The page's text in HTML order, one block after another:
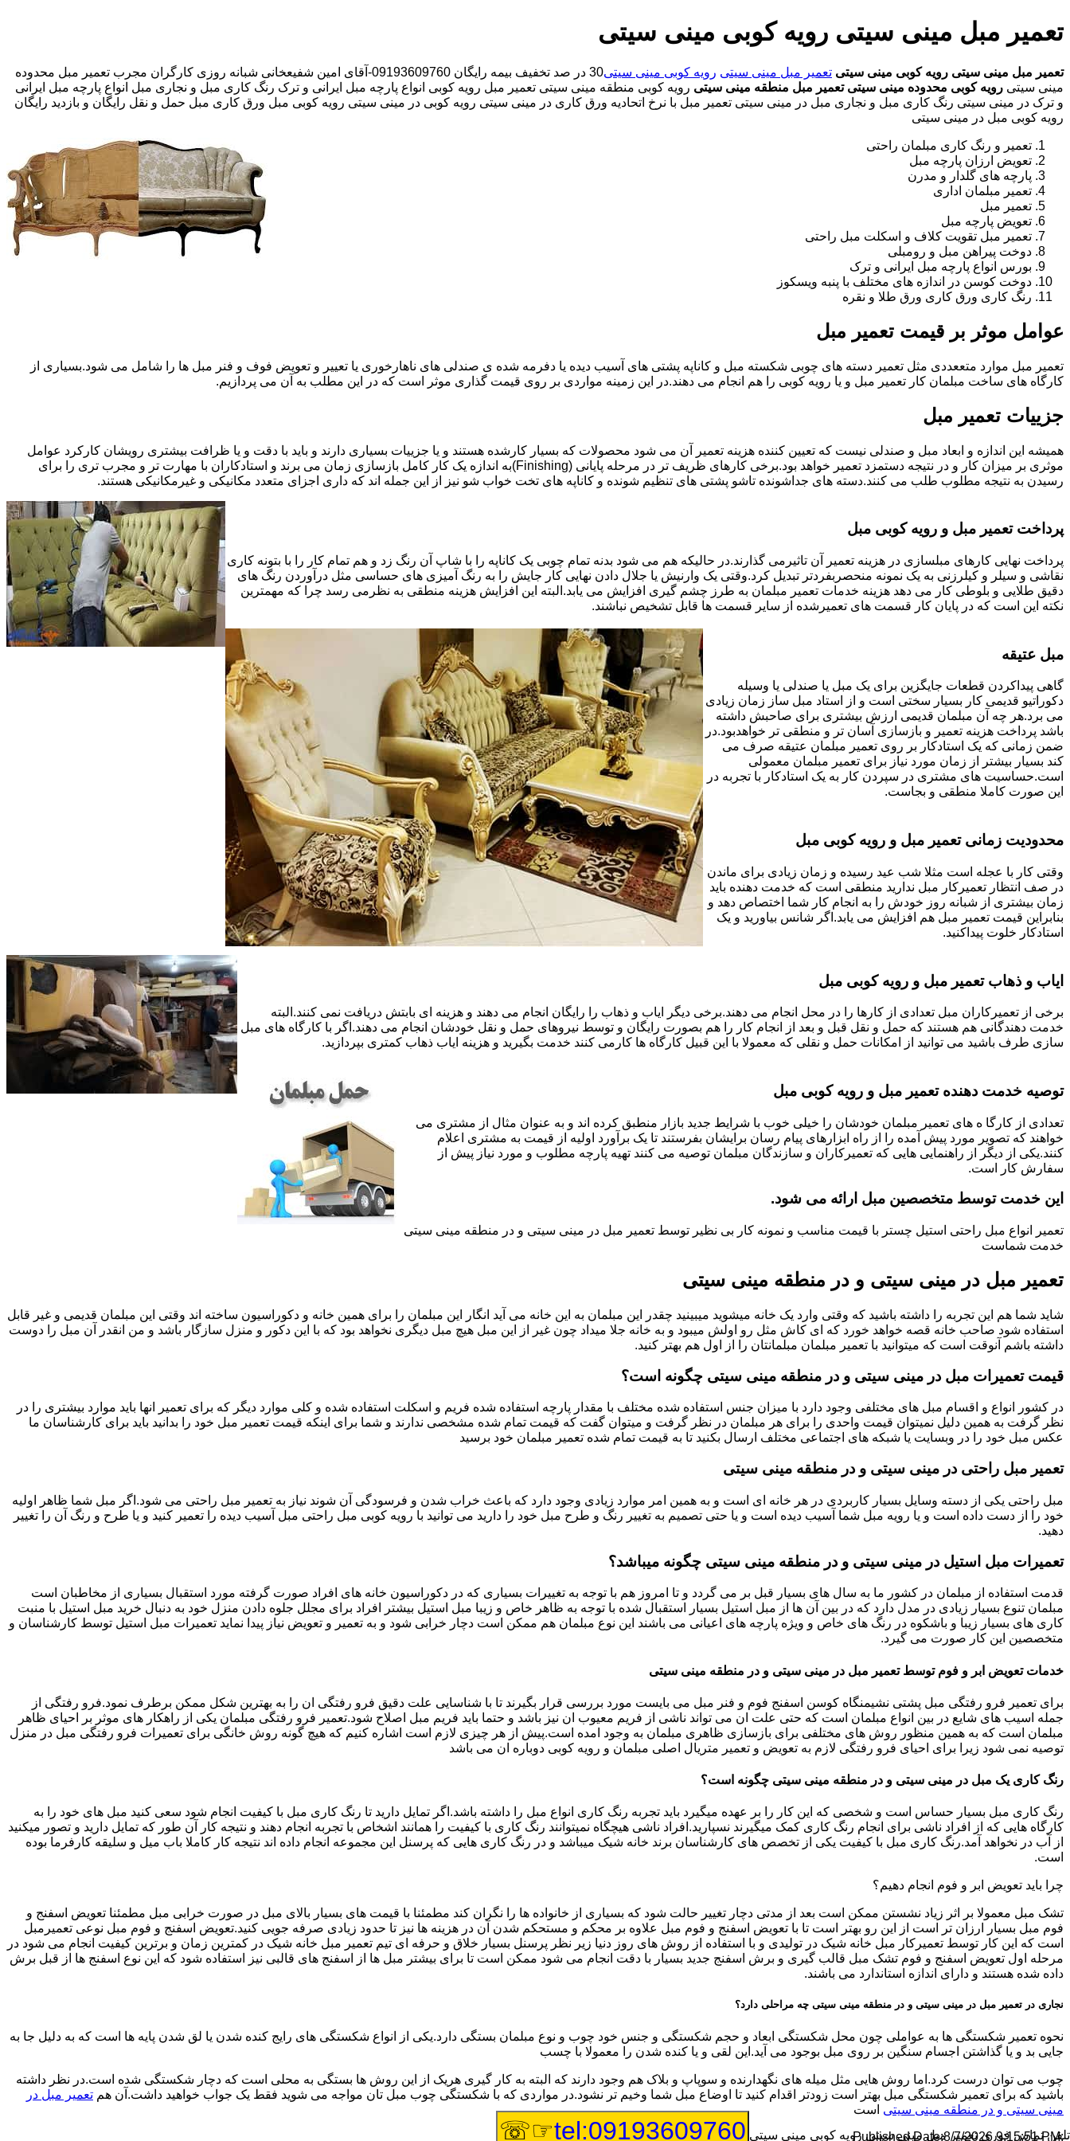
تعمیر مبل مینی سیتی رویه کوبی مینی سیتی
تعمیر مبل مینی سیتی رویه کوبی مینی سیتی تعمیر مبل مینی سیتی رویه کوبی مینی سیتی
30 در صد تخفیف بیمه رایگان 09193609760-آقای امین شفیعخانی شبانه روزی کارگران مجرب تعمیر مبل محدوده
مینی سیتی رویه کوبی محدوده مینی سیتی تعمیر مبل منطقه مینی سیتی رویه کوبی منطقه مینی سیتی تعمیر مبل رویه کوبی انواع پارچه مبل ایرانی و ترک رنگ کاری مبل و نجاری مبل انواع پارچه مبل ایرانی
و ترک در مینی سیتی رنگ کاری مبل و نجاری مبل در مینی سیتی تعمیر مبل با نرخ اتحادیه ورق کاری در مینی سیتی رویه کوبی در مینی سیتی رویه کوبی مبل ورق کاری مبل حمل و نقل رایگان و بازدید رایگان
رویه کوبی مبل در مینی سیتی
تعمیر و رنگ کاری مبلمان راحتی
تعویض ارزان پارچه مبل
پارچه های گلدار و مدرن
تعمیر مبلمان اداری
تعمیر مبل
تعویض پارچه مبل
تعمیر مبل تقویت کلاف و اسکلت مبل راحتی
دوخت پیراهن مبل و رومبلی
بورس انواع پارچه مبل ایرانی و ترک
دوخت کوسن در اندازه های مختلف با پنبه ویسکوز
رنگ کاری ورق کاری ورق طلا و نقره
عوامل موثر بر قیمت تعمیر مبل
تعمیر مبل موارد متععددی مثل تعمیر دسته های چوبی شکسته مبل و کاناپه پشتی های آسیب دیده یا دفرمه شده ی صندلی های ناهارخوری یا تعییر و تعویض فوف و فنر مبل ها را شامل می شود.بسیاری از
کارگاه های ساخت مبلمان کار تعمیر مبل و یا رویه کوبی را هم انجام می دهند.در این زمینه مواردی بر روی قیمت گذاری موثر است که در این مطلب به آن می پردازیم.
جزییات تعمیر مبل
همیشه این اندازه و ابعاد مبل و صندلی نیست که تعیین کننده هزینه تعمیر آن می شود محصولات که بسیار کارشده هستند و یا جزییات بسیاری دارند و باید با دقت و یا ظرافت بیشتری رویشان کارکرد عوامل
موثری بر میزان کار و در نتیجه دستمزد تعمیر خواهد بود.برخی کارهای ظریف تر در مرحله پایانی (Finishing)به اندازه یک کار کامل بازسازی زمان می برند و استادکاران با مهارت تر و مجرب تری را برای
رسیدن به نتیجه مطلوب طلب می کنند.دسته های جداشونده تاشو پشتی های تنظیم شونده و کاناپه های تخت خواب شو نیز از این جمله اند که داری اجزای متعدد مکانیکی و غیرمکانیکی هستند.
پرداخت تعمیر مبل و رویه کوبی مبل
پرداخت نهایی کارهای مبلسازی در هزینه تعمیر آن تاثیرمی گذارند.در حالیکه هم می شود بدنه تمام چوبی یک کاناپه را با شاپ آن رنگ زد و هم تمام کار را با بتونه کاری
نقاشی و سیلر و کیلرزنی به یک نمونه منحصربفردتر تبدیل کرد.وقتی یک وارنیش یا جلال دادن نهایی کار جایش را به رنگ آمیزی های حساسی مثل درآوردن رنگ های
دقیق طلایی و بلوطی کار می دهد هزینه خدمات تعمیر مبلمان به طرز چشم گیری افزایش می یابد.البته این افزایش هزینه منطقی به نظرمی رسد چرا که مهمترین
نکته این است که در پایان کار قسمت های تعمیرشده از سایر قسمت ها قابل تشخیص نباشند.
مبل عتیقه
گاهی پیداکردن قطعات جایگزین برای یک مبل یا صندلی یا وسیله
دکوراتیو قدیمی کار بسیار سختی است و از استاد مبل ساز زمان زیادی
می برد.هر چه آن مبلمان قدیمی ارزش بیشتری برای صاحبش داشته
باشد پرداخت هزینه تعمیر و بازسازی آسان تر و منطقی تر خواهدبود.در
ضمن زمانی که یک استادکار بر روی تعمیر مبلمان عتیقه صرف می
کند بسیار بیشتر از زمان مورد نیاز برای تعمیر مبلمان معمولی
است.حساسیت های مشتری در سپردن کار به یک استادکار با تجربه در
این صورت کاملا منطقی و بجاست.
محدودیت زمانی تعمیر مبل و رویه کوبی مبل
وقتی کار با عجله است مثلا شب عید رسیده و زمان زیادی برای ماندن
در صف انتظار تعمیرکار مبل ندارید منطقی است که خدمت دهنده باید
زمان بیشتری از شبانه روز خودش را به انجام کار شما اختصاص دهد و
بنابراین قیمت تعمیر مبل هم افزایش می یابد.اگر شانس بیاورید و یک
استادکار خلوت پیداکنید.
ایاب و ذهاب تعمیر مبل و رویه کوبی مبل
برخی از تعمیرکاران مبل تعدادی از کارها را در محل انجام می دهند.برخی دیگر ایاب و ذهاب را رایگان انجام می دهند و هزینه ای بابتش دریافت نمی کنند.البته
خدمت دهندگانی هم هستند که حمل و نقل قبل و بعد از انجام کار را هم بصورت رایگان و توسط نیروهای حمل و نقل خودشان انجام می دهند.اگر با کارگاه های مبل
سازی طرف باشید می توانید از امکانات حمل و نقلی که معمولا با این قبیل کارگاه ها کارمی کنند خدمت بگیرید و هزینه ایاب ذهاب کمتری بپردازید.
توصیه خدمت دهنده تعمیر مبل و رویه کوبی مبل
تعدادی از کارگا ه های تعمیر مبلمان خودشان را خیلی خوب با شرایط جدید بازار منطبق کرده اند و به عنوان مثال از مشتری می
خواهند که تصویر مورد پیش آمده را از راه ابزارهای پیام رسان برایشان بفرستند تا یک برآورد اولیه از قیمت به مشتری اعلام
کنند.یکی از دیگر از راهنمایی هایی که تعمیرکاران و سازندگان مبلمان توصیه می کنند تهیه پارچه مطلوب و مورد نیاز پیش از
سفارش کار است.
این خدمت توسط متخصصین مبل ارائه می شود.
تعمیر انواع مبل راحتی استیل چستر با قیمت مناسب و نمونه کار بی نظیر توسط تعمیر مبل در مینی سیتی و در منطقه مینی سیتی
خدمت شماست
تعمیر مبل در مینی سیتی و در منطقه مینی سیتی
شاید شما هم این تجربه را داشته باشید که وقتی وارد یک خانه میشوید میبینید چقدر این مبلمان به این خانه می آید انگار این مبلمان را برای همین خانه و دکوراسیون ساخته اند وقتی این مبلمان قدیمی و غیر قابل
استفاده شود صاحب خانه قصه خواهد خورد که ای کاش مثل رو اولش میبود و به خانه جلا میداد چون غیر از این مبل هیچ مبل دیگری نخواهد بود که با این دکور و منزل سازگار باشد و من انقدر آن مبل را دوست
داشته باشم آنوقت است که میتوانید با تعمیر مبلمان مبلمانتان را از اول هم بهتر کنید.
قیمت تعمیرات مبل در مینی سیتی و در منطقه مینی سیتی چگونه است؟
در کشور انواع و اقسام مبل های مختلفی وجود دارد با میزان جنس استفاده شده مختلف با مقدار پارچه استفاده شده فریم و اسکلت استفاده شده و کلی موارد دیگر که برای تعمیر انها باید موارد بیشتری را در
نظر گرفت به همین دلیل نمیتوان قیمت واحدی را برای هر مبلمان در نظر گرفت و میتوان گفت که قیمت تمام شده مشخصی ندارند و شما برای اینکه قیمت تعمیر مبل خود را بدانید باید برای کارشناسان ما
عکس مبل خود را در وبسایت یا شبکه های اجتماعی مختلف ارسال بکنید تا به قیمت تمام شده تعمیر مبلمان خود برسید
تعمیر مبل راحتی در مینی سیتی و در منطقه مینی سیتی
مبل راحتی یکی از دسته وسایل بسیار کاربردی در هر خانه ای است و به همین امر موارد زیادی وجود دارد که باعث خراب شدن و فرسودگی آن شوند نیاز به تعمیر مبل راحتی می شود.اگر مبل شما ظاهر اولیه
خود را از دست داده است و یا رویه مبل شما آسیب دیده است و یا حتی تصمیم به تغییر رنگ و طرح مبل خود را دارید می توانید با رویه کوبی مبل راحتی مبل آسیب دیده را تعمیر کنید و یا طرح و رنگ آن را تغییر
دهید.
تعمیرات مبل استیل در مینی سیتی و در منطقه مینی سیتی چگونه میباشد؟
قدمت استفاده از مبلمان در کشور ما به سال های بسیار قبل بر می گردد و تا امروز هم با توجه به تغییرات بسیاری که در دکوراسیون خانه های افراد صورت گرفته مورد استقبال بسیاری از مخاطبان است
مبلمان تنوع بسیار زیادی در مدل دارد که در بین آن ها از مبل استیل بسیار استقبال شده با توجه به ظاهر خاص و زیبا مبل استیل بیشتر افراد برای مجلل جلوه دادن منزل خود به دنبال خرید مبل استیل با منبت
کاری های بسیار زیبا و باشکوه در رنگ های خاص و ویژه پارچه های اعیانی می باشند این نوع مبلمان هم ممکن است دچار خرابی شود و به تعمیر و تعویض نیاز پیدا نماید تعمیرات مبل استیل توسط کارشناسان و
متخصصین این کار صورت می گیرد.
خدمات تعویض ابر و فوم توسط تعمیر مبل در مینی سیتی و در منطقه مینی سیتی
برای تعمیر فرو رفتگی مبل پشتی نشیمنگاه کوسن اسفنج فوم و فنر مبل می بایست مورد بررسی قرار بگیرند تا با شناسایی علت دقیق فرو رفتگی ان را به بهترین شکل ممکن برطرف نمود.فرو رفتگی از
جمله اسیب های شایع در بین انواع مبلمان است که حتی علت ان می تواند ناشی از فریم معیوب ان نیز باشد و حتما باید فریم مبل اصلاح شود.تعمیر فرو رفتگی مبلمان یکی از راهکار های موثر بر احیای ظاهر
مبلمان است که به همین منظور روش های مختلفی برای بازسازی ظاهری مبلمان به وجود امده است.پیش از هر چیزی لازم است اشاره کنیم که هیچ گونه روش خانگی برای تعمیرات فرو رفتگی مبل در منزل
توصیه نمی شود زیرا برای احیای فرو رفتگی لازم به تعویض و تعمیر متریال اصلی مبلمان و رویه کوبی دوباره ان می باشد
رنگ کاری یک مبل در مینی سیتی و در منطقه مینی سیتی چگونه است؟
رنگ کاری مبل بسیار حساس است و شخصی که این کار را بر عهده میگیرد باید تجربه رنگ کاری انواع مبل را داشته باشد.اگر تمایل دارید تا رنگ کاری مبل با کیفیت انجام شود سعی کنید مبل های خود را به
کارگاه هایی که از افراد ناشی برای انجام رنگ کاری کمک میگیرند نسپارید.افراد ناشی هیچگاه نمیتوانند رنگ کاری با کیفیت را همانند اشخاص با تجربه انجام دهند و نتیجه کار آن طور که تمایل دارید و تصور میکنید
از آب در نخواهد آمد.رنگ کاری مبل با کیفیت یکی از تخصص های کارشناسان برند خانه شیک میباشد و در رنگ کاری هایی که پرسنل این مجموعه انجام داده اند نتیجه کار کاملا باب میل و سلیقه کارفرما بوده
است.
چرا باید تعویض ابر و فوم انجام دهیم؟
تشک مبل معمولا بر اثر زیاد نشستن ممکن است بعد از مدتی دچار تغییر حالت شود که بسیاری از خانواده ها را نگران کند مطمئنا با قیمت های بسیار بالای مبل در صورت خرابی مبل مطمئنا تعویض اسفنج و
فوم مبل بسیار ارزان تر است از این رو بهتر است تا با تعویض اسفنج و فوم مبل علاوه بر محکم و مستحکم شدن آن در هزینه ها نیز تا حدود زیادی صرفه جویی کنید.تعویض اسفنج و فوم مبل نوعی تعمیرمبل
است که این کار توسط تعمیرکار مبل خانه شیک در تولیدی و با استفاده از روش های روز دنیا زیر نظر پرسنل بسیار خلاق و حرفه ای تیم تعمیر مبل خانه شیک در کمترین زمان و برترین کیفیت انجام می شود در
مرحله اول تعویض اسفنج و فوم تشک مبل قالب گیری و برش اسفنج جدید بسیار با دقت انجام می شود ممکن است تا برای بیشتر مبل ها از اسفنج های قالبی نیز استفاده شود که این نوع اسفنج ها از قبل برش
داده شده هستند و دارای اندازه استاندارد می باشند.
نجاری در تعمیر مبل در مینی سیتی و در منطقه مینی سیتی چه مراحلی دارد؟
نحوه تعمیر شکستگی ها به عواملی چون محل شکستگی ابعاد و حجم شکستگی و جنس خود چوب و نوع مبلمان بستگی دارد.یکی از انواع شکستگی های رایج کنده شدن یا لق شدن پایه ها است که به دلیل جا به
جایی بد و یا گذاشتن اجسام سنگین بر روی مبل بوجود می آید.این لقی و یا کنده شدن را معمولا با چسب
چوب می توان درست کرد.اما روش هایی مثل میله های نگهدارنده و سوپاپ و بلاک هم وجود دارند که البته به کار گیری هریک از این روش ها بستگی به محلی است که دچار شکستگی شده است.در نظر داشته
باشید که برای تعمیر شکستگی مبل بهتر است زودتر اقدام کنید تا اوضاع مبل شما وخیم تر نشود.در مواردی که با شکستگی چوب مبل تان مواجه می شوید فقط یک جواب خواهید داشت.آن هم تعمیر مبل در
مینی سیتی و در منطقه مینی سیتی است
:Published Date:
8/7/2026 9:15:51 PM
تلفن تماس فوریتعمیر مبل مینی سیتی رویه کوبی مینی سیتی tel:09193609760
☞☏